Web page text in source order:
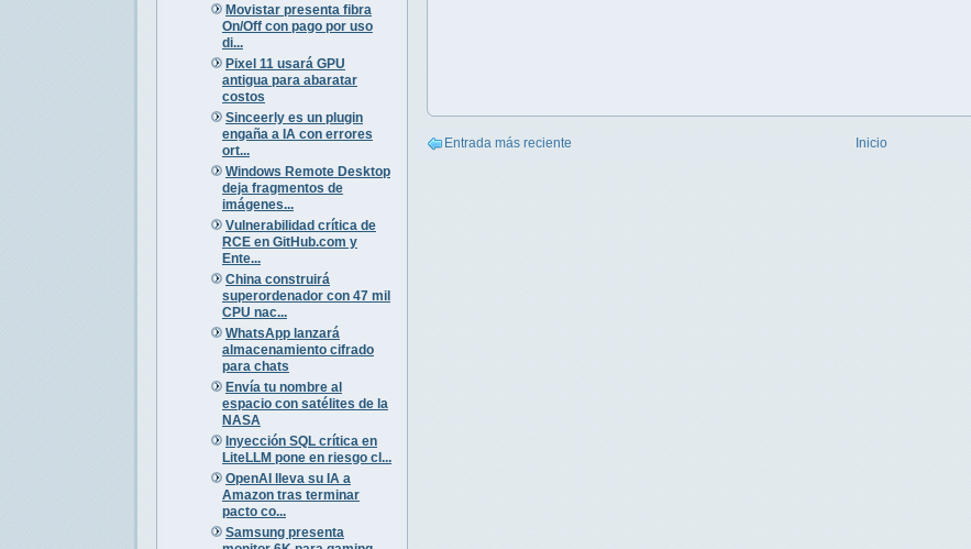
Movistar presenta fibra
On/Off con pago por uso
di...
Pixel 11 usará GPU
antigua para abaratar
costos
Sinceerly es un plugin
engaña a IA con errores
ort...
Windows Remote Desktop
deja fragmentos de
imágenes...
Vulnerabilidad crítica de
RCE en GitHub.com y
Ente...
China construirá
superordenador con 47 mil
CPU nac...
WhatsApp lanzará
almacenamiento cifrado
para chats
Envía tu nombre al
espacio con satélites de la
NASA
Inyección SQL crítica en
LiteLLM pone en riesgo cl...
OpenAI lleva su IA a
Amazon tras terminar
pacto co...
Samsung presenta
Entrada más reciente Inicio